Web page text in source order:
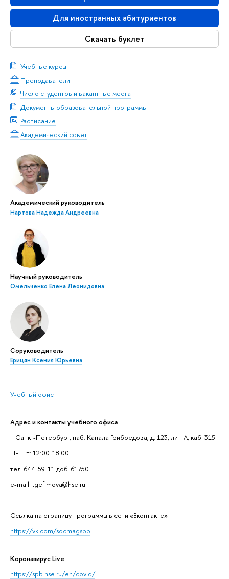
Для иностранных абитуриентов
Скачать буклет
Учебные курсы
Преподаватели
Число студентов и вакантные места
Документы образовательной программы
Расписание
Академический совет
Академический руководитель
Нартова Надежда Андреевна
Научный руководитель
Омельченко Елена Леонидовна
Соруководитель
Ерицян Ксения Юрьевна
Учебный офис
Адрес и контакты учебного офиса
г. Санкт-Петербург, наб. Канала Грибоедова, д. 123, лит. А, каб. 315
Пн-Пт: 12:00-18:00
тел. 644-59-11 доб. 61750
e-mail: tgefimova@hse.ru
Cсылка на страницу программы в сети «Вконтакте»
https://vk.com/socmagspb
Коронавирус Live
https://spb.hse.ru/en/covid/